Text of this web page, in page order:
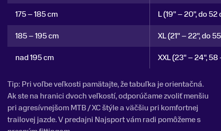
175 – 185 cm
L (19" – 20", do 52
185 – 195 cm
XL (21" – 22", do
nad 195 cm
XXL (23" – 24",
Tip: Pri voľbe veľkosti pamätajte, že tabuľka je orientačná.
Ak ste na hranici dvoch veľkostí, odporúčame zvoliť menšiu
pri agresívnejšom MTB / XC štýle a väčšiu pri komfortnej
trailovej jazde. V predajni Najsport vám radi pomôžeme s